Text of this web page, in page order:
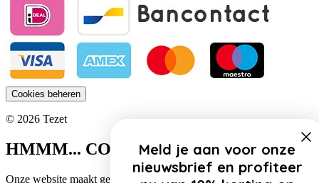
Cookies beheren
© 2026 Tezet
HMMM... COOKIES!
Onze website maakt gebruik van cookies. Zo gebruiken wij
Meld je aan voor onze
nieuwsbrief en profiteer